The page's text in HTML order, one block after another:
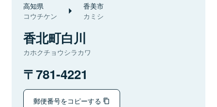
高知県
コウチケン
香美市
カミシ
香北町白川
カホクチョウシラカワ
781-4221
郵便番号をコピーする